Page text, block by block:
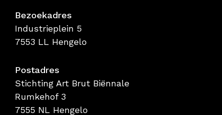
Bezoekadres
Industrieplein 5
7553 LL Hengelo
Postadres
Stichting Art Brut Biënnale
Rumkehof 3
7555 NL Hengelo